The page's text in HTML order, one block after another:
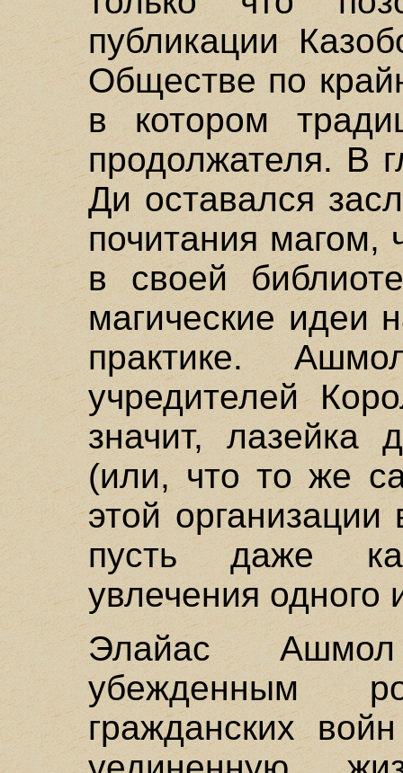
публикации
Обществе по
в котором
продолжателя. В
Ди оставался
почитания магом,
в своей
магические идеи
практике.
учредителей
значит, лазейка
(или, что то же
этой организации
пусть даже
увлечения одного
Элайас
убежденным
гражданских